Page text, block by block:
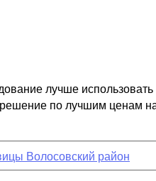
лучше
по лучшим ценам
Волосовский район